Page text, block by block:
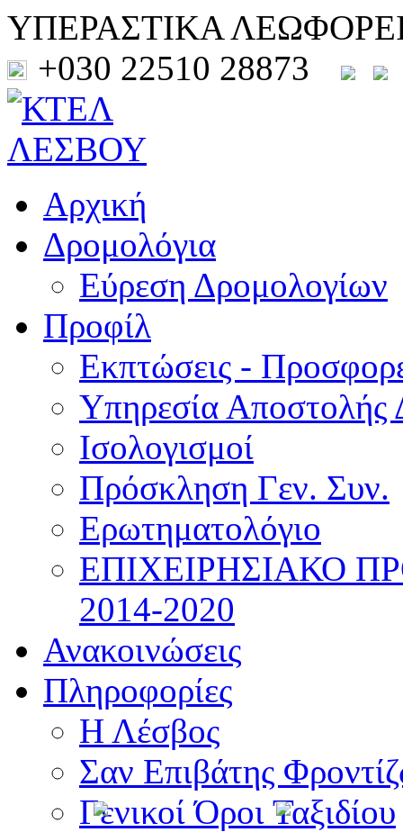
ΥΠΕΡΑΣΤΙΚΑ
+030 22510 28873
Αρχική
Δρομολόγια
Εύρεση Δρομολογίων
Προφίλ
Εκπτώσεις -
Υπηρεσία Αποστολής
Ισολογισμοί
Πρόσκληση Γεν. Συν.
Ερωτηματολόγιο
ΕΠΙΧΕΙΡΗΣΙΑΚΟ
2014-2020
Ανακοινώσεις
Πληροφορίες
Η Λέσβος
Σαν Επιβάτης
Γενικοί Όροι Ταξιδίου